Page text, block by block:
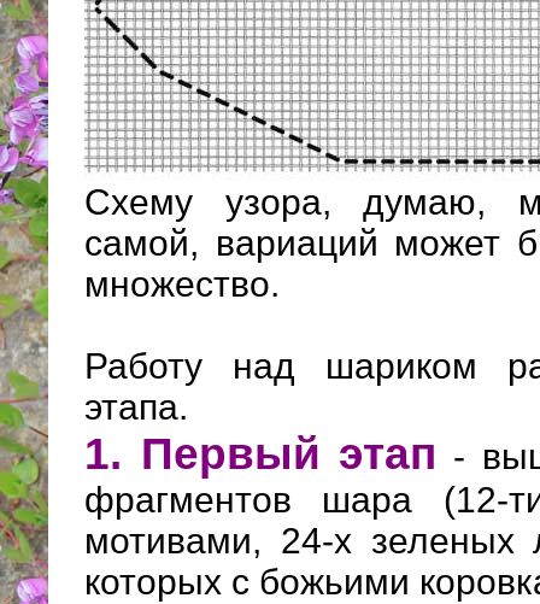
Схему узора, думаю,
самой, вариаций может
множество.
Работу над шариком
этапа.
1. Первый этап -
фрагментов шара (12-
мотивами, 24-х зеленых
которых с божьими